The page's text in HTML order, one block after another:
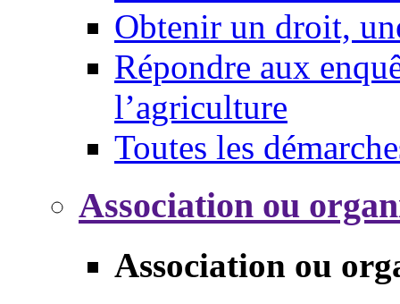
Obtenir un droit,
Répondre aux
l’agriculture
Toutes les
Association ou
Association ou